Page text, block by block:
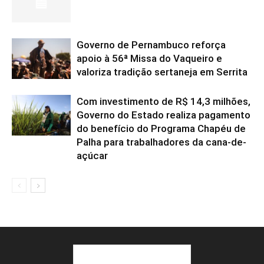
Governo de Pernambuco reforça
apoio à 56ª Missa do Vaqueiro e
valoriza tradição sertaneja em Serrita
Com investimento de R$ 14,3 milhões,
Governo do Estado realiza pagamento
do benefício do Programa Chapéu de
Palha para trabalhadores da cana-de-
açúcar